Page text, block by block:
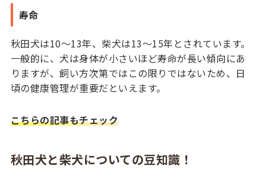
寿命
秋田犬は10～13年、柴犬は13～15年とされています。
一般的に、犬は身体が小さいほど寿命が長い傾向にあ
りますが、飼い方次第ではこの限りではないため、日
頃の健康管理が重要だといえます。
こちらの記事もチェック
秋田犬と柴犬についての豆知識！